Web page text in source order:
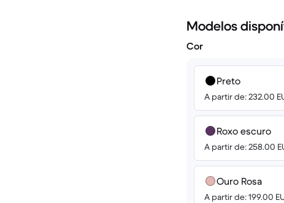
Modelos
Cor
Preto
A partir de: 232.00
Roxo escuro
A partir de: 258.00
Ouro Rosa
A partir de: 199.00